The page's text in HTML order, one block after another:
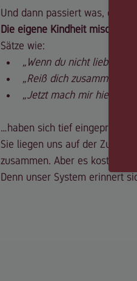
Und dann passiert was, das
Die eigene Kindheit mischt
Sätze wie:
„Wenn du nicht lieb bist,
„Reiß dich zusammen,
„Jetzt mach mir hier
…haben sich tief eingeprägt –
Sie liegen uns auf der Zunge.
zusammen. Aber es kostet
Denn unser System erinnert